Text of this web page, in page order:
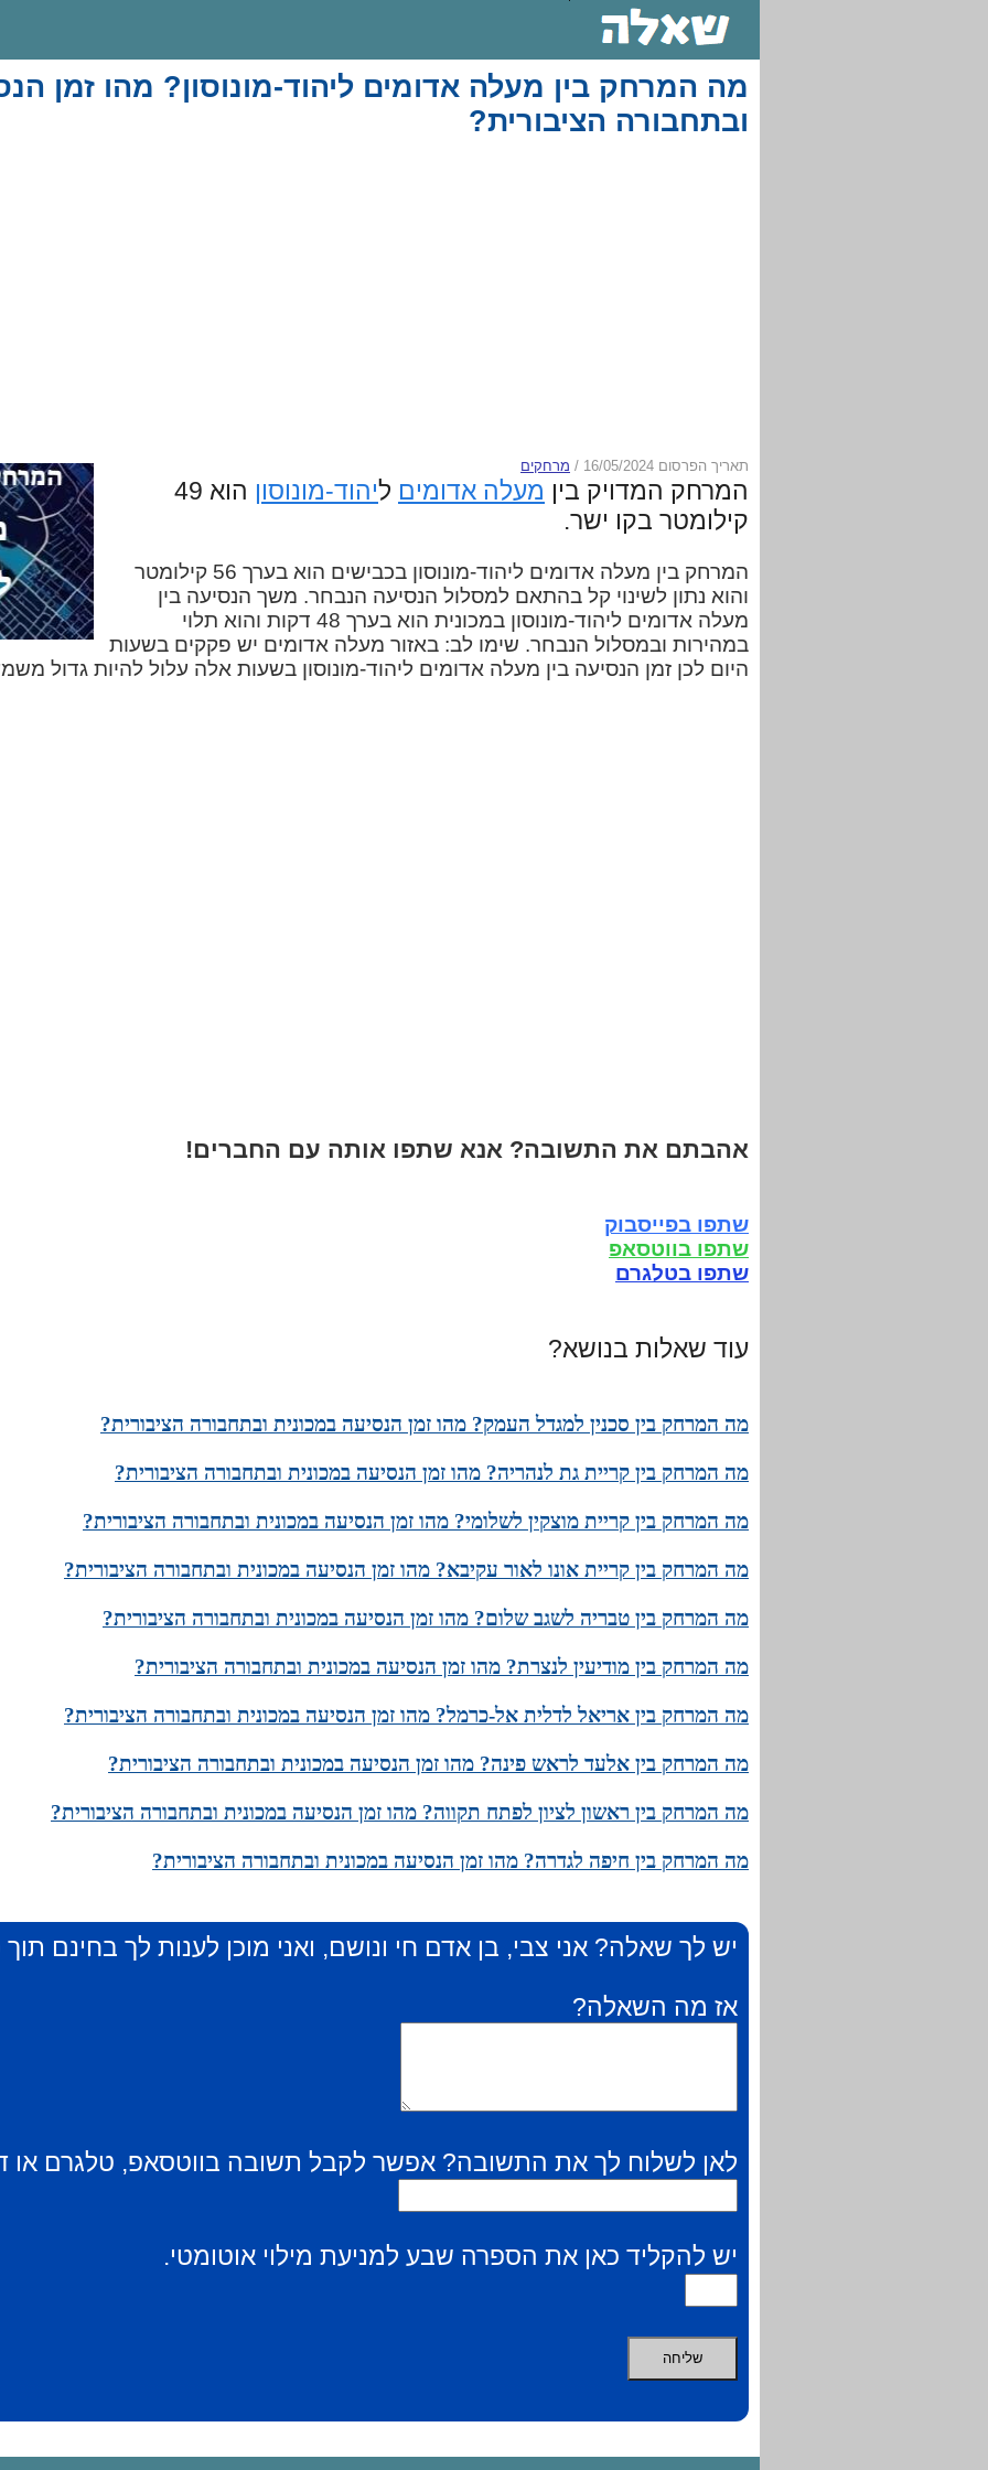
מה המרחק בין מעלה אדומים ליהוד-מונוסון? מהו זמן
ובתחבורה הציבורית?
תאריך הפרסום 16/05/2024 / מרחקים
המרחק המדויק בין מעלה אדומים ליהוד-מונוסון
הוא 49
קילומטר בקו ישר.
המרחק בין מעלה אדומים ליהוד-מונוסון בכבישים הוא בערך 56 קילומטר
והוא נתון לשינוי קל בהתאם למסלול הנסיעה הנבחר. משך הנסיעה בין
מעלה אדומים ליהוד-מונוסון במכונית הוא בערך 48 דקות והוא תלוי
במהירות ובמסלול הנבחר. שימו לב: באזור מעלה אדומים יש פקקים בשעות
היום לכן זמן הנסיעה בין מעלה אדומים ליהוד-מונוסון בשעות אלה עלול להיות גדול
אהבתם את התשובה? אנא שתפו אותה עם החברים!
שתפו בפייסבוק
שתפו בווטסאפ
שתפו בטלגרם
עוד שאלות בנושא?
מה המרחק בין סכנין למגדל העמק? מהו זמן הנסיעה במכונית ובתחבורה הציבורית?
מה המרחק בין קריית גת לנהריה? מהו זמן הנסיעה במכונית ובתחבורה הציבורית?
מה המרחק בין קריית מוצקין לשלומי? מהו זמן הנסיעה במכונית ובתחבורה הציבורית?
מה המרחק בין קריית אונו לאור עקיבא? מהו זמן הנסיעה במכונית ובתחבורה הציבורית?
מה המרחק בין טבריה לשגב שלום? מהו זמן הנסיעה במכונית ובתחבורה הציבורית?
מה המרחק בין מודיעין לנצרת? מהו זמן הנסיעה במכונית ובתחבורה הציבורית?
מה המרחק בין אריאל לדלית אל-כרמל? מהו זמן הנסיעה במכונית ובתחבורה הציבורית?
מה המרחק בין אלעד לראש פינה? מהו זמן הנסיעה במכונית ובתחבורה הציבורית?
מה המרחק בין ראשון לציון לפתח תקווה? מהו זמן הנסיעה במכונית ובתחבורה הציבורית?
מה המרחק בין חיפה לגדרה? מהו זמן הנסיעה במכונית ובתחבורה הציבורית?
יש לך שאלה? אני צבי, בן אדם חי ונושם, ואני מוכן לענות לך בחינם
אז מה השאלה?
לאן לשלוח לך את התשובה? אפשר לקבל תשובה בווטסאפ, טלגרם או
יש להקליד כאן את הספרה שבע למניעת מילוי אוטומטי.